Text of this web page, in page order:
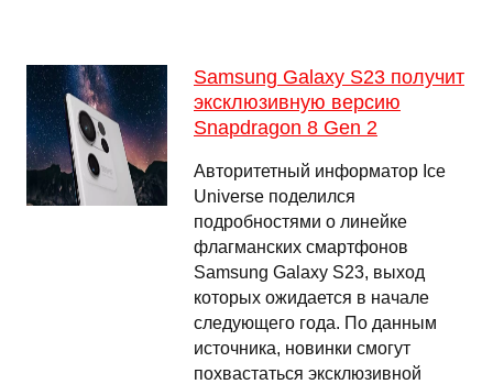
Samsung Galaxy S23 получит
эксклюзивную версию
Snapdragon 8 Gen 2
Авторитетный информатор Ice
Universe поделился
подробностями о линейке
флагманских смартфонов
Samsung Galaxy S23, выход
которых ожидается в начале
следующего года. По данным
источника, новинки смогут
похвастаться эксклюзивной